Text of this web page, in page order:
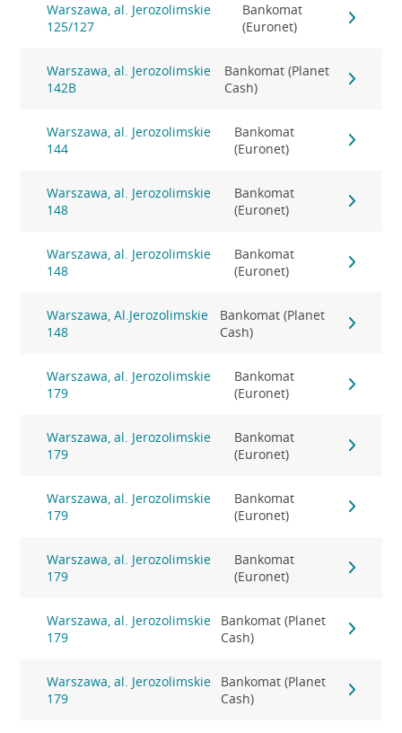
Warszawa, al. Jerozolimskie
125/127
Bankomat
(Euronet)
Warszawa, al. Jerozolimskie
142B
Bankomat (Planet
Cash)
Warszawa, al. Jerozolimskie
144
Bankomat
(Euronet)
Warszawa, al. Jerozolimskie
148
Bankomat
(Euronet)
Warszawa, al. Jerozolimskie
148
Bankomat
(Euronet)
Warszawa, Al.Jerozolimskie
148
Bankomat (Planet
Cash)
Warszawa, al. Jerozolimskie
179
Bankomat
(Euronet)
Warszawa, al. Jerozolimskie
179
Bankomat
(Euronet)
Warszawa, al. Jerozolimskie
179
Bankomat
(Euronet)
Warszawa, al. Jerozolimskie
179
Bankomat
(Euronet)
Warszawa, al. Jerozolimskie
179
Bankomat (Planet
Cash)
Warszawa, al. Jerozolimskie
179
Bankomat (Planet
Cash)